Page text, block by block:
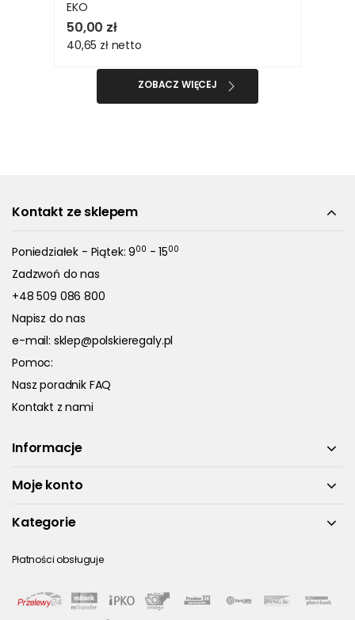
EKO
50,00 zł
40,65 zł netto
ZOBACZ WIĘCEJ
Kontakt ze sklepem
Poniedziałek - Piątek: 900 - 1500
Zadzwoń do nas
+48 509 086 800
Napisz do nas
e-mail: sklep@polskieregaly.pl
Pomoc:
Nasz poradnik FAQ
Kontakt z nami
Informacje
Moje konto
Kategorie
Płatności obsługuje